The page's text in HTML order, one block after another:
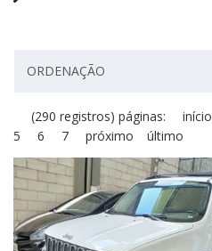
ORDENAÇÃO
(290 registros) páginas: início
5
6 7 próximo último